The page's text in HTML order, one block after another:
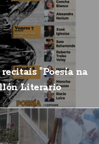
"Poesía na
Literario